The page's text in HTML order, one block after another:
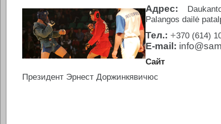
Адрес:
Palangos dailė
Тел.: +370 (614)
E-mail:
Сайт
Президент Эрнест Доржинкявичюс